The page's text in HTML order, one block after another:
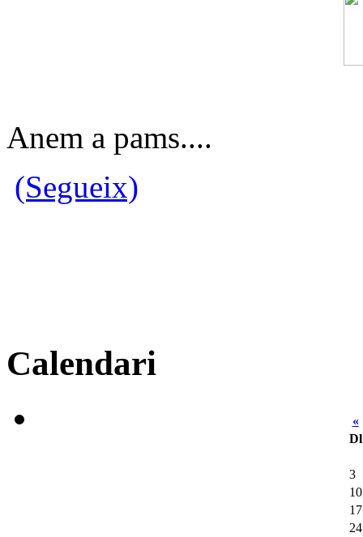
Anem a pams....
(Segueix)
Calendari
«
Dl
3
10
17
24